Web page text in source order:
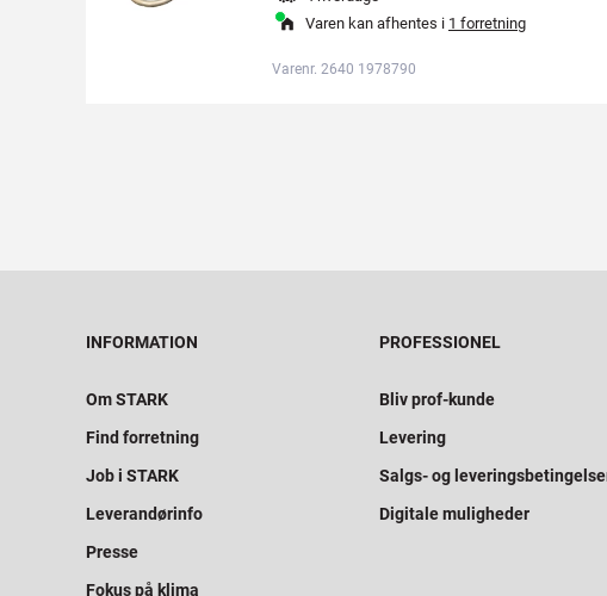
Varen kan afhentes i 1 forretning
Varenr. 2640 1978790
INFORMATION
Om STARK
Find forretning
Job i STARK
Leverandørinfo
Presse
Fokus på klima
PROFESSIONEL
Bliv prof-kunde
Levering
Salgs- og
Digitale muligheder